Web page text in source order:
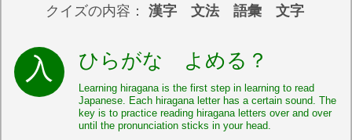
クイズの内容： 漢字 文法 語彙 文字
ひらがな よめる？
Learning hiragana is the first step in learning to read
Japanese. Each hiragana letter has a certain sound. The
key is to practice reading hiragana letters over and over
until the pronunciation sticks in your head.